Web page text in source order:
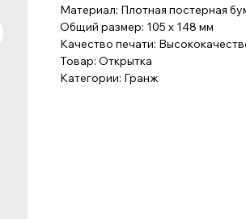
Материал: Плотная постерная
Общий размер: 105 x 148 мм
Качество печати:
Товар: Открытка
Категории: Гранж